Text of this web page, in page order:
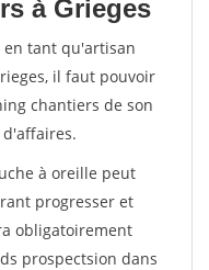
à Grieges
tant qu'artisan
il faut pouvoir
chantiers de son
à oreille peut
progresser et
obligatoirement
prospectsion dans